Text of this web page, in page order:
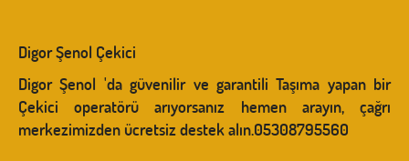
Digor Şenol Çekici
Digor Şenol 'da güvenilir ve garantili Taşıma yapan bir
Çekici operatörü arıyorsanız hemen arayın, çağrı
merkezimizden ücretsiz destek alın.05308795560